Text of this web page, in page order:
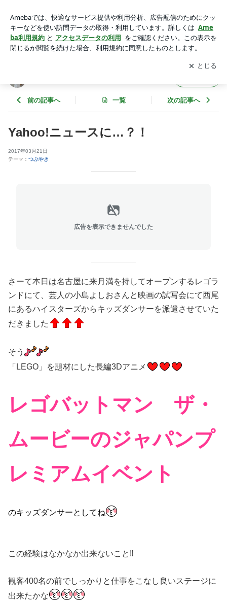
2026!!｣アプリをダウンロードして ブログの更新通知
を受け取りまし
ょう。
開く
前の記事へ 一覧 次の記事へ
Yahoo!ニュースに…？！
2017年03月21日
テーマ： つぶやき
広告を表示できませんでした
さーて本日は名古屋に来月満を持してオープンするレゴラ
ンドにて、芸人の小島よしおさんと映画の試写会にて西尾
にあるハイスターズからキッズダンサーを派遣させていた
だきました
そう
「LEGO」を題材にした長編3Dアニメ
レゴバットマン ザ・
ムービーのジャパンプ
レミアムイベント
のキッズダンサーとしてね
この経験はなかなか出来ないこと‼️
観客400名の前でしっかりと仕事をこなし良いステージに
出来たかな